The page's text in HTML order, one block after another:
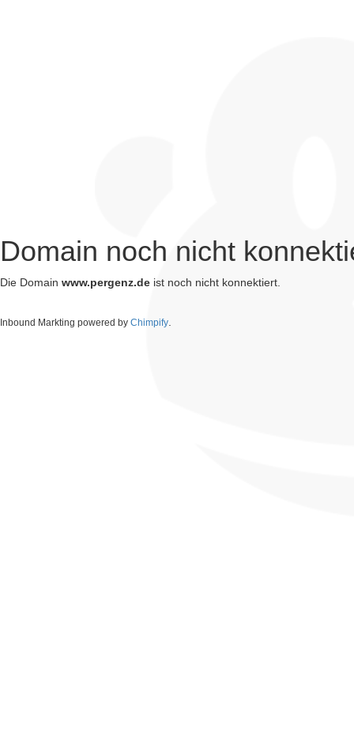
Domain noch nicht
Die Domain www.pergenz.de ist noch nicht konnektiert.
Inbound Markting powered by Chimpify